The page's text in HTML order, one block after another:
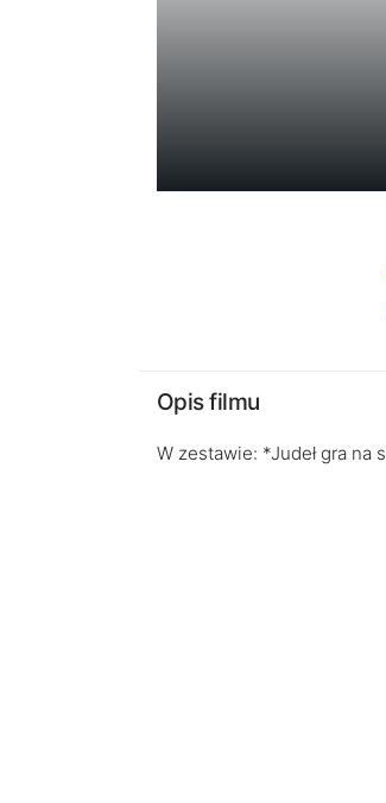
Opis filmu
W zestawie: *Judeł gra na